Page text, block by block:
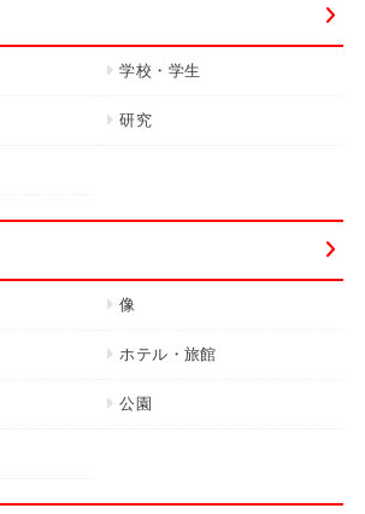
学校・学生
研究
像
ホテル・旅館
公園